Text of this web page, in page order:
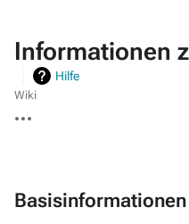
Informationen
Hilfe
Wiki
Aktionen
Basisinformationen